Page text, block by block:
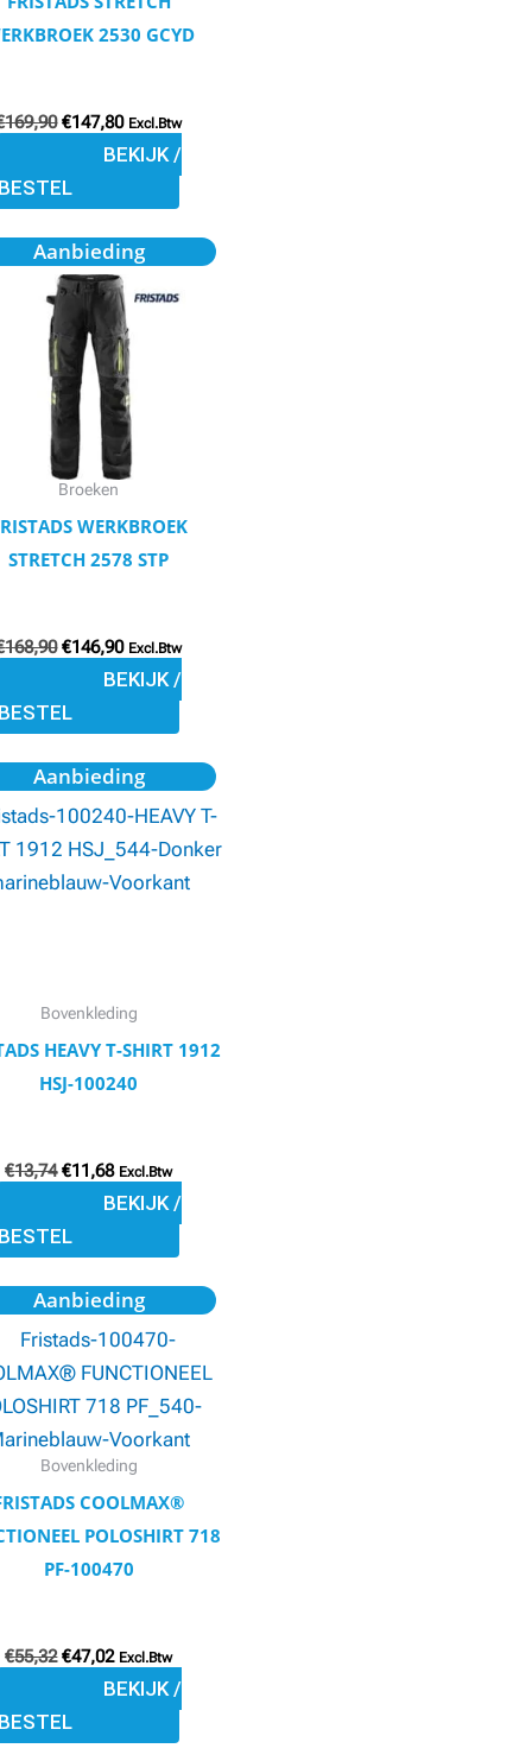
2530 GCYD
169,90 €147,80 Excl.Btw
BEKIJK /
BESTEL
productpagina
Aanbieding
Broeken
WERKBROEK
STRETCH 2578 STP
168,90
Oorspronkelijke
prijs
was:
€168,90.
€146,90
Huidige
prijs
is:
€146,90.
Excl.Btw
BEKIJK /
BESTEL
Dit
product
heeft
meerdere
variaties.
Deze
optie
kan
productpagina
Aanbieding
Bovenkleding
HEAVY T-SHIRT 1912
HSJ-100240
€13,74
Oorspronkelijke
prijs
was:
€13,74.
€11,68
Huidige
prijs
is:
€11,68.
Excl.Btw
BEKIJK /
BESTEL
Dit
product
heeft
meerdere
kan
productpagina
Aanbieding
Bovenkleding
COOLMAX®
POLOSHIRT 718
PF-100470
€55,32
Oorspronkelijke
prijs
was:
€55,32.
€47,02
Huidige
prijs
is:
€47,02.
Excl.Btw
BEKIJK /
BESTEL
Dit
product
heeft
meerdere
variaties.
Deze
optie
kan
gekozen
de
productpagina